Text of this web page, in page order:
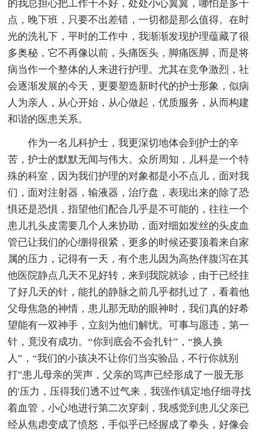
的我总担心把工作干不好，处处小心翼翼，哪怕是多干
点，晚下班，只要不出差错，一切都是那么值得。在时
光的洗礼下，平时的工作中，我渐渐发现护理蕴藏了很
多奥秘，它不再像以前，头痛医头，脚痛医脚，而是将
病当作一个整体的人来进行护理。尤其在竞争激烈，社
会逐渐发展的今天，更要塑造新时代的护士形象，似病
人为亲人，从心开始，从心做起，优质服务，从而构建
和谐的医患关系。
作为一名儿科护士，我更深切地体会到护士的辛
苦，护士的默默无闻与伟大。众所周知，儿科是一个特
殊的科室，因为我们护理的对象都是小不点儿，面对我
们，面对注射器，输液器，治疗盘，表现出来的除了恐
惧还是恐惧，指望他们配合几乎是不可能的，往往一个
患儿扎头皮需要几个人来协助，面对细如发丝的头皮血
管已让我们的心绷得很紧，更多的时候还要顶着来自家
属的压力，记得有一天，有个患儿因为高热伴腹泻在其
他医院静点几天不见好转，来到我院就诊，由于已经挂
了好几天的针，能扎的静脉之前几乎都扎过了，看着他
父母焦急的神情，患儿那无助的眼神时，我们真的好希
望能有一双神手，立刻为他们解忧。可事与愿违，第一
针，竟没有成功。“你到底会不会扎针”，“换人换
人”，“我们的小孩决不让你们当实验品，不行你就别
打”患儿母亲的哭声，父亲的骂声已经形成了一股无形
的'压力，压得我们透不过气来，我强作镇定地仔细寻找
着血管，小心地进行第二次穿刺，我感觉到患儿父亲已
经从焦虑变成了愤怒，手似乎已经握成了拳头，好像会